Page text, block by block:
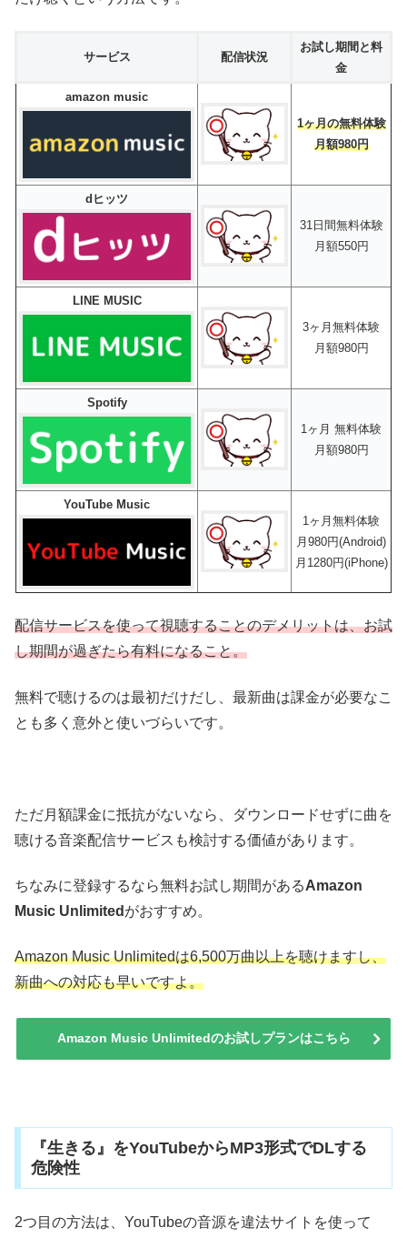
サービス 配信状況
お試し期間と料
金
amazon music
1ヶ月の無料体験
月額980円
dヒッツ
31日間無料体験
月額550円
LINE MUSIC
3ヶ月無料体験
月額980円
Spotify
1ヶ月 無料体験
月額980円
YouTube Music
1ヶ月無料体験
月980円(Android)
月1280円(iPhone)
配信サービスを使って視聴することのデメリットは、お試
し期間が過ぎたら有料になること。
無料で聴けるのは最初だけだし、最新曲は課金が必要なこ
とも多く意外と使いづらいです。
ただ月額課金に抵抗がないなら、ダウンロードせずに曲を
聴ける音楽配信サービスも検討する価値があります。
ちなみに登録するなら無料お試し期間があるAmazon
Music Unlimited がおすすめ。
Amazon Music Unlimitedは6,500万曲以上を聴けますし、
新曲への対応も早いですよ。
Amazon Music Unlimitedのお試しプランはこちら
『生きる』をYouTubeからMP3形式でDLする
危険性
2つ目の方法は、YouTubeの音源を違法サイトを使って